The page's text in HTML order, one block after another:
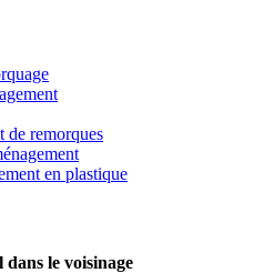
de remorques
en plastique
le voisinage